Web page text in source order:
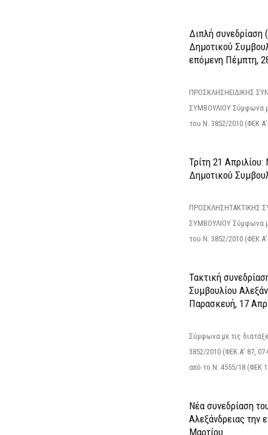
Διπλή συνεδρίαση
Δημοτικού
επόμενη Πέμπτη,
ΠΡΟΣΚΛΗΣΗΕΙΔΙΚΗΣ
ΣΥΜΒΟΥΛΙΟΥ Σύμφωνα
του Ν. 3852/2010 (ΦΕΚ
Τρίτη 21
Δημοτικού
ΠΡΟΣΚΛΗΣΗΤΑΚΤΙΚΗΣ
ΣΥΜΒΟΥΛΙΟΥ Σύμφωνα
του Ν. 3852/2010 (ΦΕΚ
Τακτική
Συμβουλίου
Παρασκευή, 17
Σύμφωνα με τις
3852/2010 (ΦΕΚ Α’ 87,
από το N. 4555/18 (ΦΕΚ
Νέα συνεδρίαση
Αλεξάνδρειας την
Μαρτίου